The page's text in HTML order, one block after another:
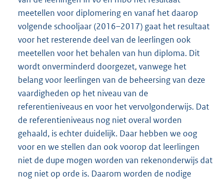
meetellen voor diplomering en vanaf het daarop
volgende schooljaar (2016–2017) gaat het resultaat
voor het resterende deel van de leerlingen ook
meetellen voor het behalen van hun diploma. Dit
wordt onverminderd doorgezet, vanwege het
belang voor leerlingen van de beheersing van deze
vaardigheden op het niveau van de
referentieniveaus en voor het vervolgonderwijs. Dat
de referentieniveaus nog niet overal worden
gehaald, is echter duidelijk. Daar hebben we oog
voor en we stellen dan ook voorop dat leerlingen
niet de dupe mogen worden van rekenonderwijs dat
nog niet op orde is. Daarom worden de nodige